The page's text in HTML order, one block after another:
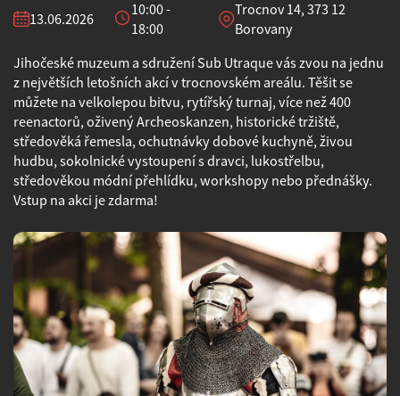
13.06.2026
10:00 -
18:00
Trocnov 14, 373 12
Borovany
Jihočeské muzeum a sdružení Sub Utraque vás zvou na jednu
z největších letošních akcí v trocnovském areálu. Těšit se
můžete na velkolepou bitvu, rytířský turnaj, více než 400
reenactorů, oživený Archeoskanzen, historické tržiště,
středověká řemesla, ochutnávky dobové kuchyně, živou
hudbu, sokolnické vystoupení s dravci, lukostřelbu,
středověkou módní přehlídku, workshopy nebo přednášky.
Vstup na akci je zdarma!